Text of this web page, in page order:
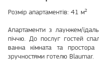
Розмір апартаментів: 41 м²
Апартаменти з лаунжем/
піччю. До послуг гостей
ванна кімната та простора
зручностями готелю Blaumar.